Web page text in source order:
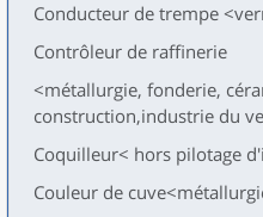
Conducteur de trempe
Contrôleur de raffinerie
<métallurgie, fonderie,
construction,industrie du
Coquilleur< hors pilotage
Couleur de